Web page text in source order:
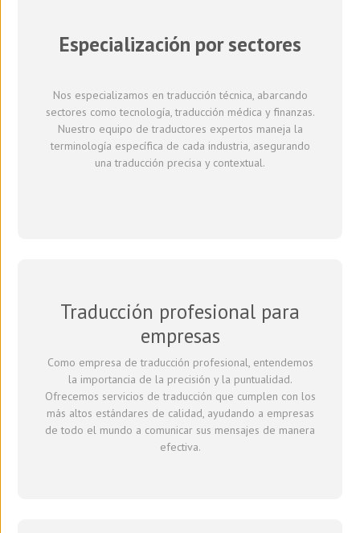
Especialización por sectores
Nos especializamos en traducción técnica, abarcando
sectores como tecnología, traducción médica y finanzas.
Nuestro equipo de traductores expertos maneja la
terminología específica de cada industria, asegurando
una traducción precisa y contextual.
Traducción profesional para
empresas
Como empresa de traducción profesional, entendemos
la importancia de la precisión y la puntualidad.
Ofrecemos servicios de traducción que cumplen con los
más altos estándares de calidad, ayudando a empresas
de todo el mundo a comunicar sus mensajes de manera
efectiva.